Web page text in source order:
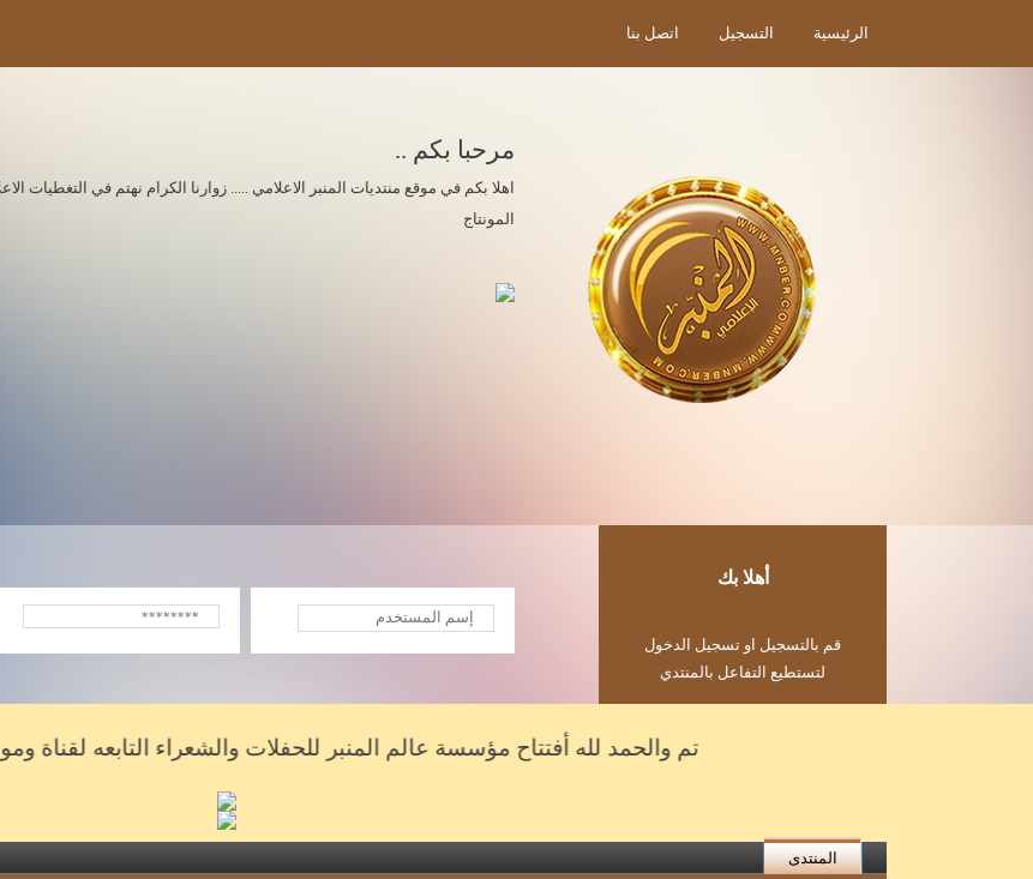
الرئيسية التسجيل اتصل بنا
مرحبا بكم ..
اهلا بكم في موقع منتديات المنبر الاعلامي ..... زوارنا الكرام نهتم في التغطيات
المونتاج
أهلا بك
قم بالتسجيل او تسجيل الدخول
لتستطيع التفاعل بالمنتدي
تم والحمد لله أفتتاح مؤسسة عالم المنبر للحفلات والشعراء التابعه لقناة وموقع
المنتدى